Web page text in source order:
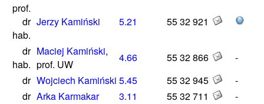
prof.
dr
hab.
Jerzy Kamiński 5.21 55 32 921
dr
hab.
Maciej Kamiński,
prof. UW
4.66 55 32 866
-
dr Wojciech Kamiński 5.45 55 32 945
-
dr Arka Karmakar 3.11 55 32 711
-